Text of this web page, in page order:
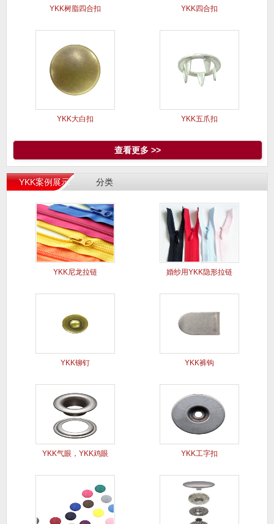
YKK树脂四合扣 YKK四合扣
YKK大白扣 YKK五爪扣
查看更多 >>
YKK案例展示 分类
YKK尼龙拉链 婚纱用YKK隐形拉链
YKK铆钉 YKK裤钩
YKK气眼，YKK鸡眼 YKK工字扣